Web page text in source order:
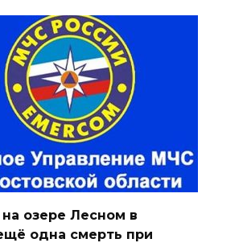
озере Лесном в
одна смерть при